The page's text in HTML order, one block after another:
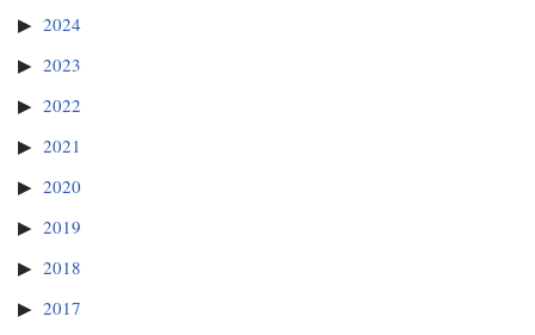
2024
2023
2022
2021
2020
2019
2018
2017